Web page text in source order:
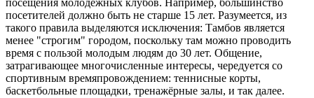
посещения молодёжных клубов. Например, большинство
посетителей должно быть не старше 15 лет. Разумеется, из
такого правила выделяются исключения: Тамбов является
менее "строгим" городом, поскольку там можно проводить
время с пользой молодым людям до 30 лет. Общение,
затрагивающее многочисленные интересы, чередуется со
спортивным времяпровождением: теннисные корты,
баскетбольные площадки, тренажёрные залы, и так далее.